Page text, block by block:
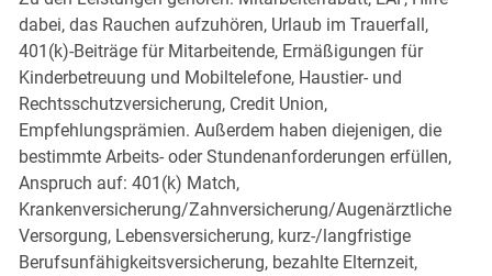
dabei, das Rauchen aufzuhören, Urlaub im Trauerfall,
401(k)-Beiträge für Mitarbeitende, Ermäßigungen für
Kinderbetreuung und Mobiltelefone, Haustier- und
Rechtsschutzversicherung, Credit Union,
Empfehlungsprämien. Außerdem haben diejenigen, die
bestimmte Arbeits- oder Stundenanforderungen erfüllen,
Anspruch auf: 401(k) Match,
Krankenversicherung/Zahnversicherung/Augenärztliche
Versorgung, Lebensversicherung, kurz-/langfristige
Berufsunfähigkeitsversicherung, bezahlte Elternzeit,